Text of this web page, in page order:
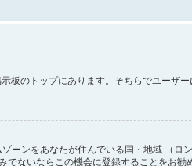
板のトップにあります。そちらでユーザ
ーンをあなたが住んでいる国・地域 （ロ
ないならこの機会に登録することをお勧